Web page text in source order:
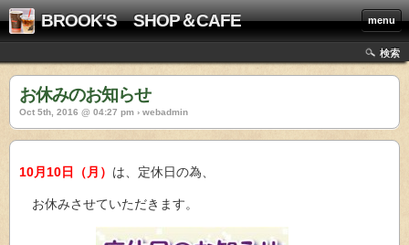
BROOK'S SHOP＆CAFE menu
検索
お休みのお知らせ
Oct 5th, 2016 @ 04:27 pm › webadmin
10月10日（月） は、定休日の為、
お休みさせていただきます。